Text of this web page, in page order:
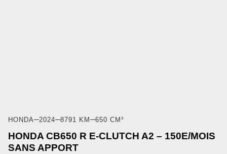
HONDA 2024 8791 KM 650 CM³
HONDA CB650 R E-CLUTCH A2 – 150E/MOIS
SANS APPORT